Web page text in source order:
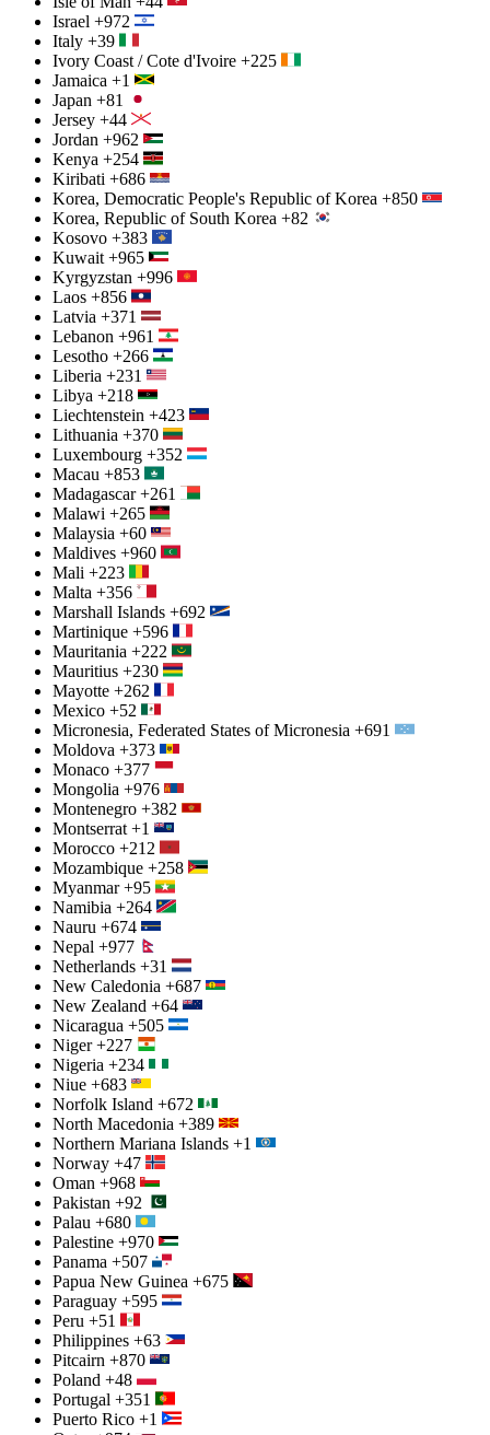
Israel +972
Italy +39
Ivory Coast / Cote d'Ivoire +225
Jamaica +1
Japan +81
Jersey +44
Jordan +962
Kenya +254
Kiribati +686
Korea, Democratic People's Republic of Korea +850
Korea, Republic of South Korea +82
Kosovo +383
Kuwait +965
Kyrgyzstan +996
Laos +856
Latvia +371
Lebanon +961
Lesotho +266
Liberia +231
Libya +218
Liechtenstein +423
Lithuania +370
Luxembourg +352
Macau +853
Madagascar +261
Malawi +265
Malaysia +60
Maldives +960
Mali +223
Malta +356
Marshall Islands +692
Martinique +596
Mauritania +222
Mauritius +230
Mayotte +262
Mexico +52
Micronesia, Federated States of Micronesia +691
Moldova +373
Monaco +377
Mongolia +976
Montenegro +382
Montserrat +1
Morocco +212
Mozambique +258
Myanmar +95
Namibia +264
Nauru +674
Nepal +977
Netherlands +31
New Caledonia +687
New Zealand +64
Nicaragua +505
Niger +227
Nigeria +234
Niue +683
Norfolk Island +672
North Macedonia +389
Northern Mariana Islands +1
Norway +47
Oman +968
Pakistan +92
Palau +680
Palestine +970
Panama +507
Papua New Guinea +675
Paraguay +595
Peru +51
Philippines +63
Pitcairn +870
Poland +48
Portugal +351
Puerto Rico +1